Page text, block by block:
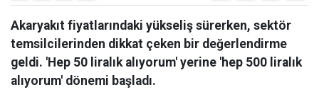
Akaryakıt fiyatlarındaki yükseliş sürerken, sektör
temsilcilerinden dikkat çeken bir değerlendirme
geldi. 'Hep 50 liralık alıyorum' yerine 'hep 500 liralık
alıyorum' dönemi başladı.